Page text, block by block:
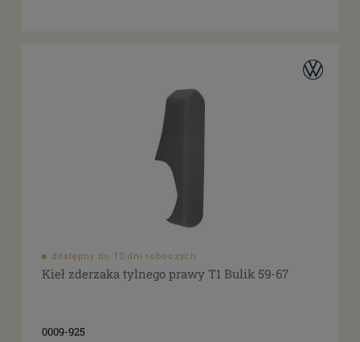
dostępny do 10 dni roboczych
Kieł zderzaka tylnego prawy T1 Bulik 59-67
0009-925